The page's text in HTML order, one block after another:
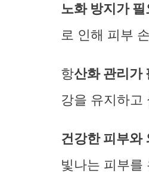
노화 방지가
로 인해 피부
항산화 관리가
강을 유지하고
건강한 피부와
빛나는 피부를